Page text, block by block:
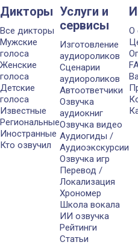
Дикторы
Все дикторы
Мужские
голоса
Женские
голоса
Детские
голоса
Известные
Региональные
Иностранные
Кто озвучил
Услуги и
сервисы
Изготовление
аудиороликов
Сценарии
аудиороликов
Автоответчики
Озвучка
аудиокниг
Озвучка видео
Аудиогиды /
Аудиоэкскурсии
Озвучка игр
Перевод /
Локализация
Хрономер
Школа вокала
ИИ озвучка
Рейтинги
Статьи
О